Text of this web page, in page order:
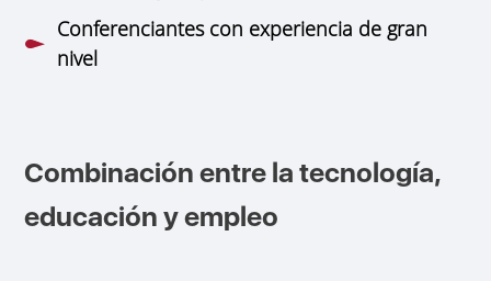
Conferenciantes con experiencia de gran
nivel
Combinación entre la tecnología,
educación y empleo